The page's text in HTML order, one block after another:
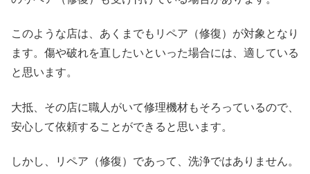
このような店は、あくまでもリペア（修復）が対象となり
ます。傷や破れを直したいといった場合には、適している
と思います。
大抵、その店に職人がいて修理機材もそろっているので、
安心して依頼することができると思います。
しかし、リペア（修復）であって、洗浄ではありません。